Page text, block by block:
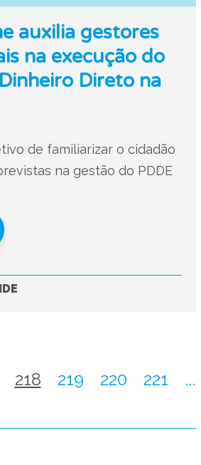
auxilia gestores
na execução do
Direto na
de familiarizar o cidadão
na gestão do PDDE
218 219 220 221 ...